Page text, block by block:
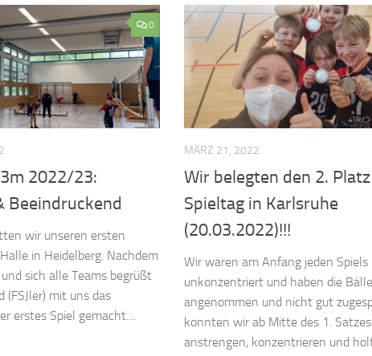
0
2022/23:
Beeindruckend
wir unseren ersten
in Heidelberg. Nachdem
sich alle Teams begrüßt
mit uns das
erstes Spiel gemacht....
MÄRZ 21, 2022
Wir belegten den 2.
Spieltag in Karlsruhe
(20.03.2022)!!!
Wir waren am Anfang jeden Spiels
unkonzentriert und haben die
angenommen und nicht gut
konnten wir ab Mitte des 1.
anstrengen, konzentrieren und